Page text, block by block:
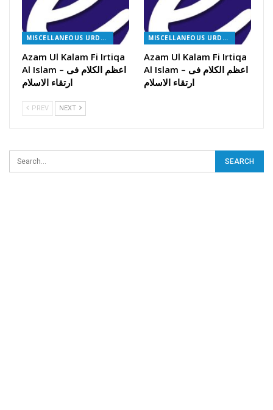
MISCELLANEOUS URDU BOOKS
Azam Ul Kalam Fi Irtiqa
Al Islam – اعظم الکلام فی
ارتقاء الاسلام
MISCELLANEOUS URDU BOOKS
Azam Ul Kalam Fi Irtiqa
Al Islam – اعظم الکلام فی
ارتقاء الاسلام
PREV NEXT